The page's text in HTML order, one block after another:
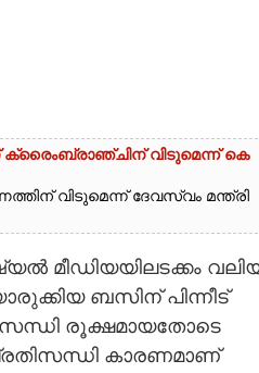
ക്രൈംബ്രാഞ്ചിന് വിടുമെന്ന് കെ
വിടുമെന്ന് ദേവസ്വം മന്ത്രി
മീഡിയയിലടക്കം
ബസിന് പിന്നീട്
രൂക്ഷമായതോടെ
കാരണമാണ്